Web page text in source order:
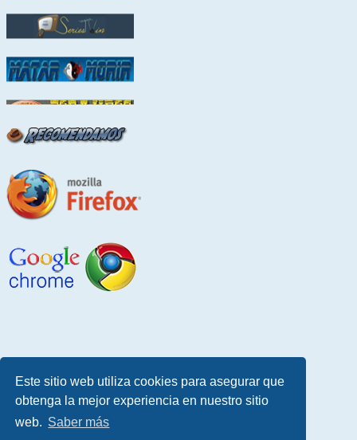
Este sitio web utiliza cookies para asegurar que
obtenga la mejor experiencia en nuestro sitio
web. Saber más